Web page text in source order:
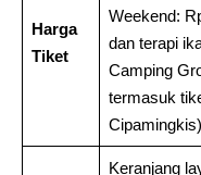
Harga
Tiket
Weekend:
dan terapi
Camping
termasuk
Cipamingkis)
Keranjang